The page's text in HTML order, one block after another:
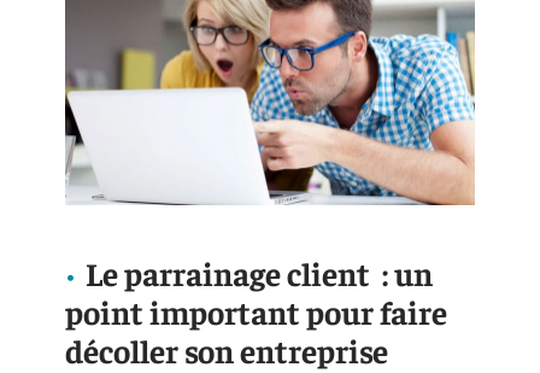
Le parrainage client : un
point important pour faire
décoller son entreprise